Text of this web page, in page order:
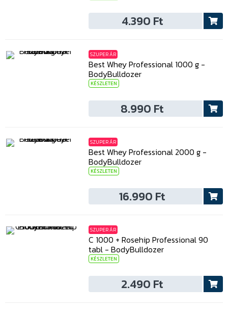
4.390 Ft
SZUPER ÁR
Best Whey Professional 1000 g -
BodyBulldozer
KÉSZLETEN
8.990 Ft
SZUPER ÁR
Best Whey Professional 2000 g -
BodyBulldozer
KÉSZLETEN
16.990 Ft
SZUPER ÁR
C 1000 + Rosehip Professional 90
tabl - BodyBulldozer
KÉSZLETEN
2.490 Ft